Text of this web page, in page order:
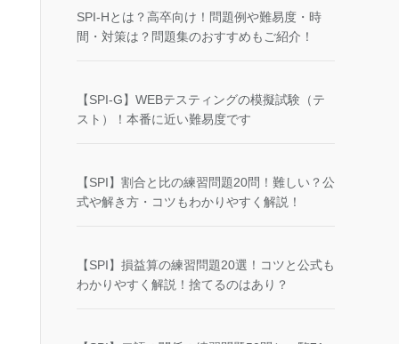
SPI-Hとは？高卒向け！問題例や難易度・時
間・対策は？問題集のおすすめもご紹介！
【SPI-G】WEBテスティングの模擬試験（テ
スト）！本番に近い難易度です
【SPI】割合と比の練習問題20問！難しい？公
式や解き方・コツもわかりやすく解説！
【SPI】損益算の練習問題20選！コツと公式も
わかりやすく解説！捨てるのはあり？